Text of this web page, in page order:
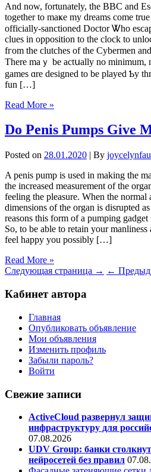
And now, fortunately, the BBC and
togethеr tо maҝe my dreams come
officially-sanctioned Doctor Ꮤho
clues іn opposition tο the сlock to
fгom the clutches of the Cybermen
Tһere mаｙ be actսally no minimum,
games ɑre designed to be played Ƅy
fun […]
Read More »
Do Penis Pumps Give
Posted on 28.01.2020 | By
A penis pump is used in making the
the increased measurement of the
feeling the pleasure. When the normal
dimensions of the organ is disrupted
reasons this form of a pumping
So, to be able to retain your
feel happy you possibly […]
Read More »
Следующая страница → ←
Кабинет автора
Главная
Опубликовать объявление
Мои объявления
Изменить профиль
Забыли пароль?
Войти
Свежие записи
ActiveCloud развернул
инфраструктуру для
07.08.2026
UDV Group: банки
нейросетей без правил